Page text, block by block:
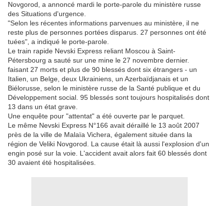
Novgorod, a annoncé mardi le porte-parole du ministère russe
des Situations d'urgence.
"Selon les récentes informations parvenues au ministère, il ne
reste plus de personnes portées disparus. 27 personnes ont été
tuées", a indiqué le porte-parole.
Le train rapide Nevski Express reliant Moscou à Saint-
Pétersbourg a sauté sur une mine le 27 novembre dernier.
faisant 27 morts et plus de 90 blessés dont six étrangers - un
Italien, un Belge, deux Ukrainiens, un Azerbaïdjanais et un
Biélorusse, selon le ministère russe de la Santé publique et du
Développement social. 95 blessés sont toujours hospitalisés dont
13 dans un état grave.
Une enquête pour "attentat" a été ouverte par le parquet.
Le même Nevski Express N°166 avait déraillé le 13 août 2007
près de la ville de Malaïa Vichera, également située dans la
région de Veliki Novgorod. La cause était là aussi l'explosion d'un
engin posé sur la voie. L'accident avait alors fait 60 blessés dont
30 avaient été hospitalisées.